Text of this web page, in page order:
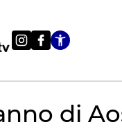
Apri le
di